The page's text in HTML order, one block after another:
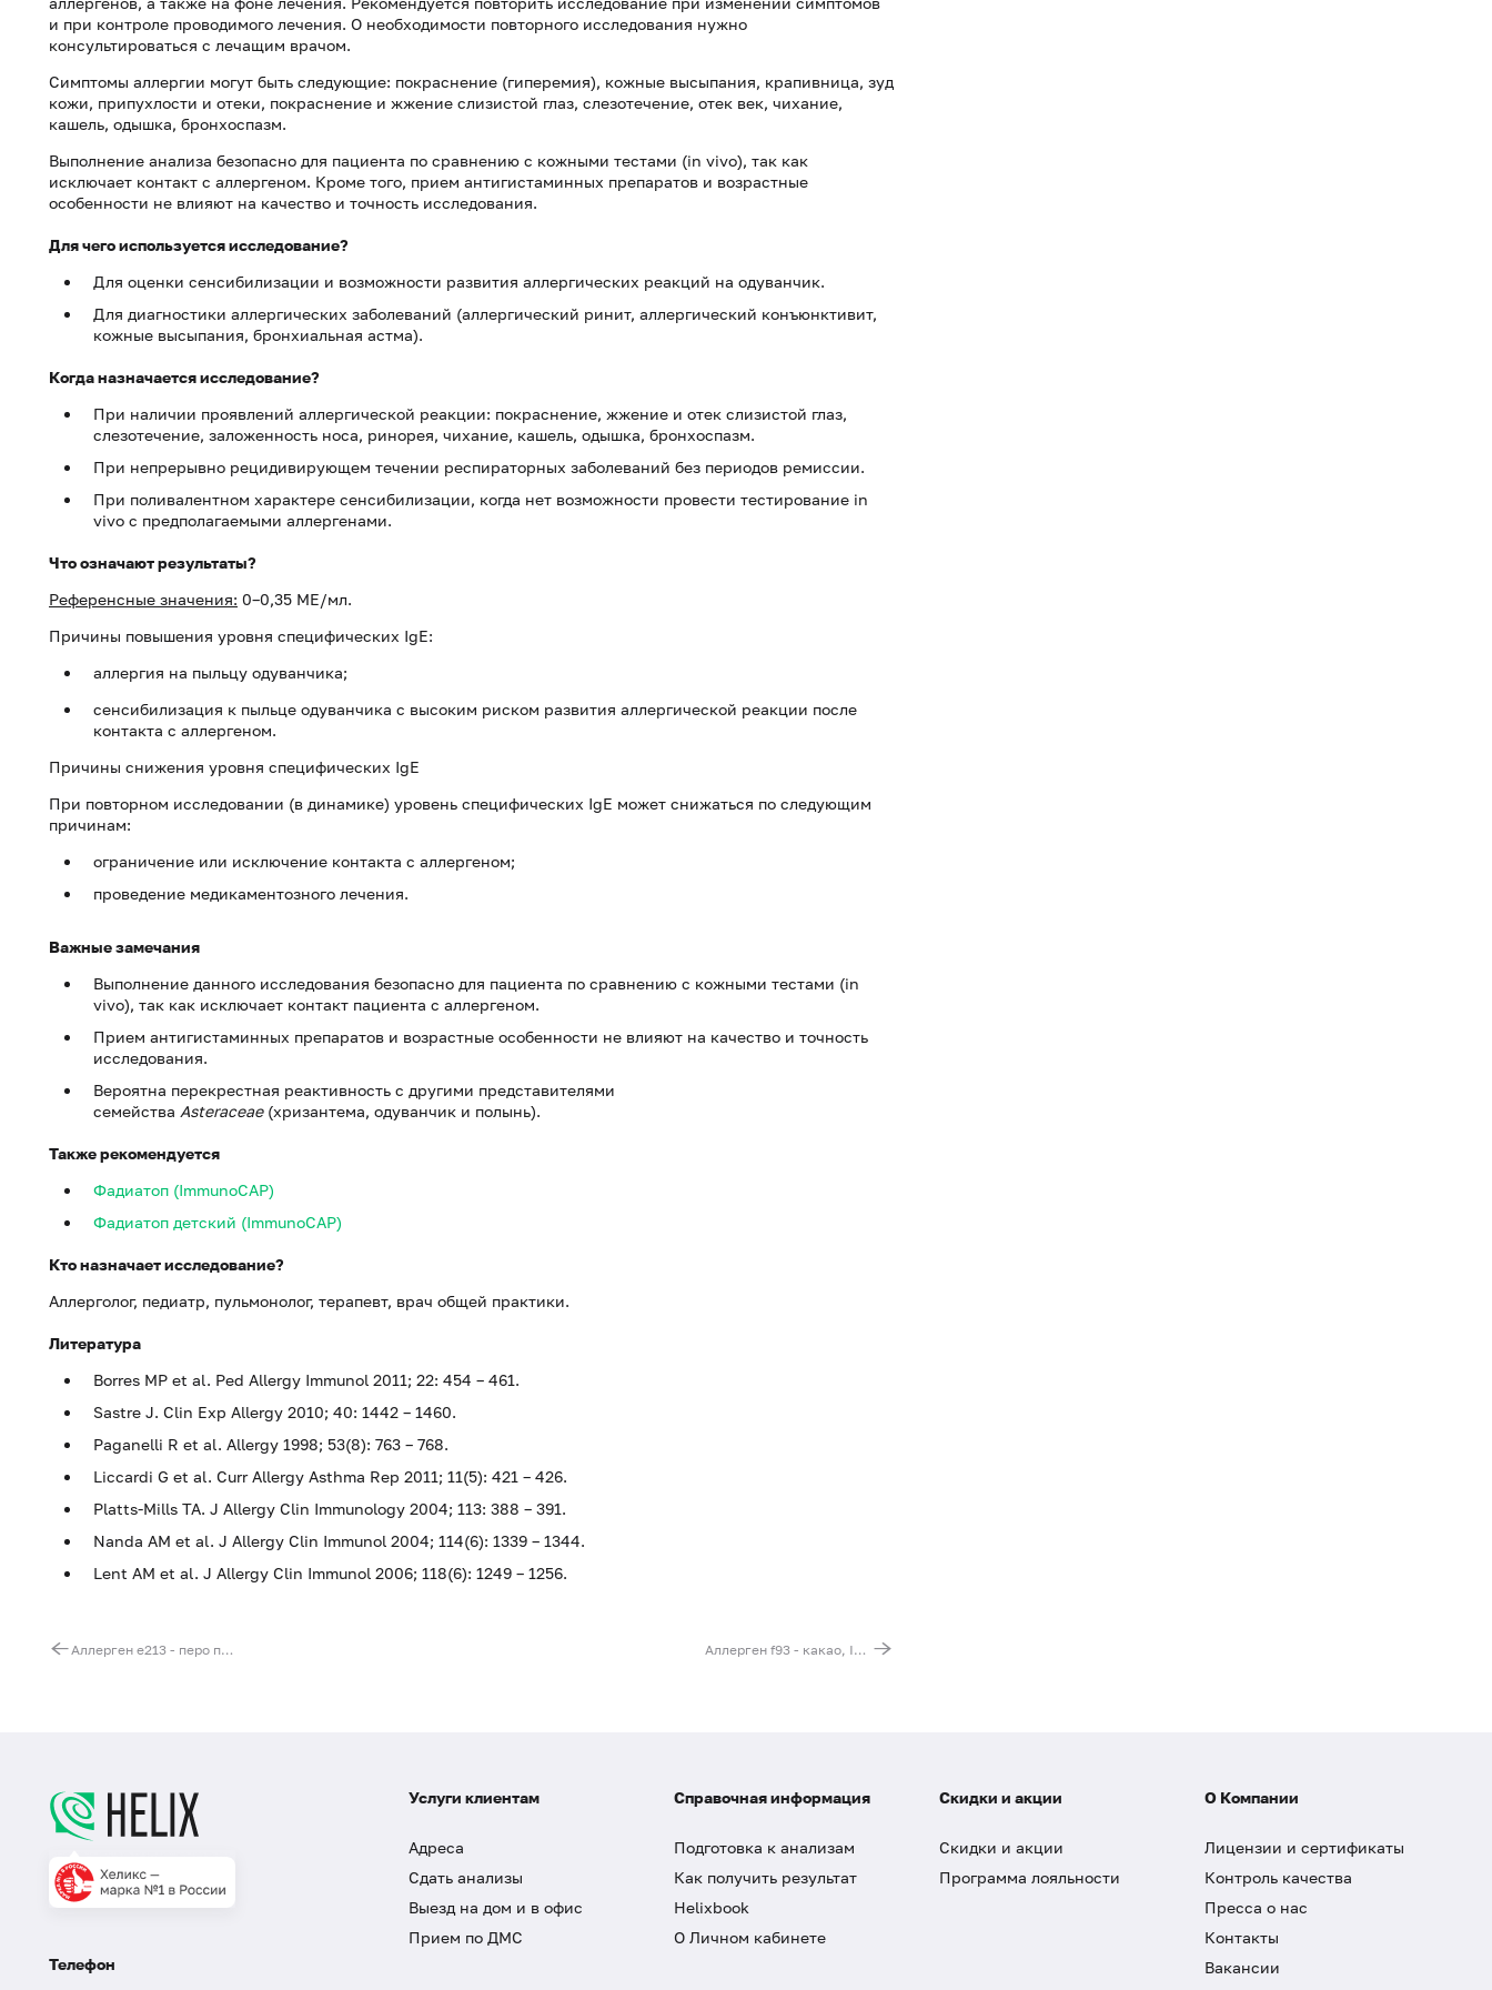
и при контроле проводимого лечения. О необходимости повторного исследования нужно
консультироваться с лечащим врачом.
Симптомы аллергии могут быть следующие: покраснение (гиперемия), кожные высыпания, крапивница, зуд
кожи, припухлости и отеки, покраснение и жжение слизистой глаз, слезотечение, отек век, чихание,
кашель, одышка, бронхоспазм.
Выполнение анализа безопасно для пациента по сравнению с кожными тестами (in vivo), так как
исключает контакт с аллергеном. Кроме того, прием антигистаминных препаратов и возрастные
особенности не влияют на качество и точность исследования.
Для чего используется исследование?
Для оценки сенсибилизации и возможности развития аллергических реакций на одуванчик.
Для диагностики аллергических заболеваний (аллергический ринит, аллергический конъюнктивит,
кожные высыпания, бронхиальная астма).
Когда назначается исследование?
При наличии проявлений аллергической реакции: покраснение, жжение и отек слизистой глаз,
слезотечение, заложенность носа, ринорея, чихание, кашель, одышка, бронхоспазм.
При непрерывно рецидивирующем течении респираторных заболеваний без периодов ремиссии.
При поливалентном характере сенсибилизации, когда нет возможности провести тестирование in
vivo с предполагаемыми аллергенами.
Что означают результаты?
Референсные значения: 0–0,35 МЕ/мл.
Причины повышения уровня специфических IgE:
аллергия на пыльцу одуванчика;
сенсибилизация к пыльце одуванчика с высоким риском развития аллергической реакции после
контакта с аллергеном.
Причины снижения уровня специфических IgE
При повторном исследовании (в динамике) уровень специфических IgE может снижаться по следующим
причинам:
ограничение или исключение контакта с аллергеном;
проведение медикаментозного лечения.
Важные замечания
Выполнение данного исследования безопасно для пациента по сравнению с кожными тестами (in
vivo), так как исключает контакт пациента с аллергеном.
Прием антигистаминных препаратов и возрастные особенности не влияют на качество и точность
исследования.
Вероятна перекрестная реактивность с другими представителями
семейства Asteraceae(хризантема, одуванчик и полынь).
Также рекомендуется
Фадиатоп (ImmunoCAP)
Фадиатоп детский (ImmunoCAP)
Кто назначает исследование?
Аллерголог, педиатр, пульмонолог, терапевт, врач общей практики.
Литература
Borres MP et al. Ped Allergy Immunol 2011; 22: 454 – 461.
Sastre J. Clin Exp Allergy 2010; 40: 1442 – 1460.
Paganelli R et al. Allergy 1998; 53(8): 763 – 768.
Liccardi G et al. Curr Allergy Asthma Rep 2011; 11(5): 421 – 426.
Platts-Mills TA. J Allergy Clin Immunology 2004; 113: 388 – 391.
Nanda AM et al. J Allergy Clin Immunol 2004; 114(6): 1339 – 1344.
Lent AM et al. J Allergy Clin Immunol 2006; 118(6): 1249 – 1256.
Аллерген e213 - перо попугая жако, IgE, ИФА Аллерген f93 - какао, IgE, ИФА
Телефон
Услуги клиентам
Адреса
Сдать анализы
Выезд на дом и в офис
Прием по ДМС
Справочная информация
Подготовка к анализам
Как получить результат
Helixbook
О Личном кабинете
Скидки и акции
Скидки и акции
Программа лояльности
О Компании
Лицензии и сертификаты
Контроль качества
Пресса о нас
Контакты
Вакансии